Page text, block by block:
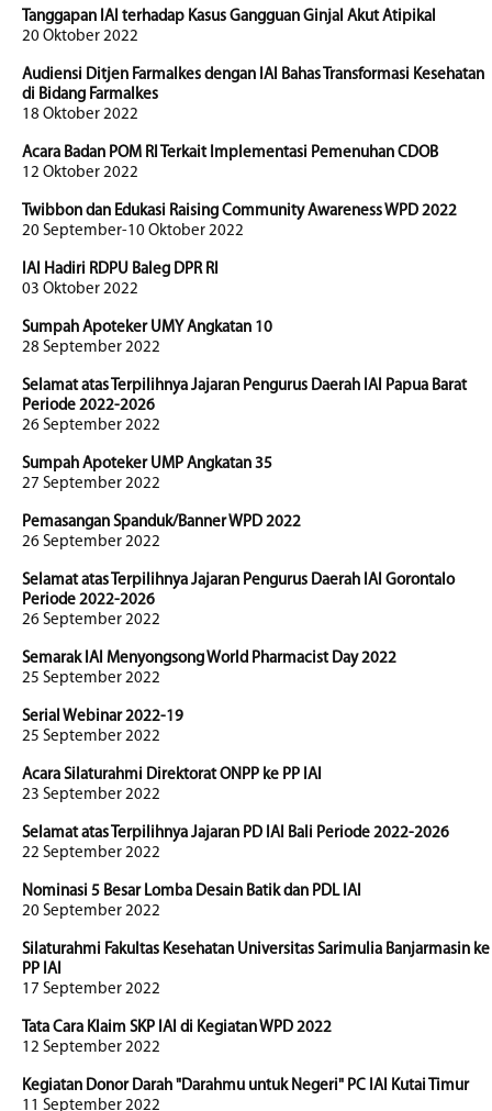
Tanggapan IAI terhadap Kasus Gangguan Ginjal Akut Atipikal
20 Oktober 2022
Audiensi Ditjen Farmalkes dengan IAI Bahas Transformasi Kesehatan
di Bidang Farmalkes
18 Oktober 2022
Acara Badan POM RI Terkait Implementasi Pemenuhan CDOB
12 Oktober 2022
Twibbon dan Edukasi Raising Community Awareness WPD 2022
20 September-10 Oktober 2022
IAI Hadiri RDPU Baleg DPR RI
03 Oktober 2022
Sumpah Apoteker UMY Angkatan 10
28 September 2022
Selamat atas Terpilihnya Jajaran Pengurus Daerah IAI Papua Barat
Periode 2022-2026
26 September 2022
Sumpah Apoteker UMP Angkatan 35
27 September 2022
Pemasangan Spanduk/Banner WPD 2022
26 September 2022
Selamat atas Terpilihnya Jajaran Pengurus Daerah IAI Gorontalo
Periode 2022-2026
26 September 2022
Semarak IAI Menyongsong World Pharmacist Day 2022
25 September 2022
Serial Webinar 2022-19
25 September 2022
Acara Silaturahmi Direktorat ONPP ke PP IAI
23 September 2022
Selamat atas Terpilihnya Jajaran PD IAI Bali Periode 2022-2026
22 September 2022
Nominasi 5 Besar Lomba Desain Batik dan PDL IAI
20 September 2022
Silaturahmi Fakultas Kesehatan Universitas Sarimulia Banjarmasin ke
PP IAI
17 September 2022
Tata Cara Klaim SKP IAI di Kegiatan WPD 2022
12 September 2022
Kegiatan Donor Darah "Darahmu untuk Negeri" PC IAI Kutai Timur
11 September 2022